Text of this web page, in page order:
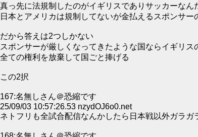
真っ先に法規制したのがイギリスでありサッカーなん
日本とアメリカは規制してないが金払えるスポンサ
だから答えは2つしかない
スポンサーが厳しくなってきたような国ならイギリス
全ての権利を放棄して国ごと捧げる
この2択
167:名無しさん＠恐縮です
25/09/03 10:57:26.53 nzydOJ6o0.net
ネトフリも全試合配信なんかしたら日本戦以外ガラガ